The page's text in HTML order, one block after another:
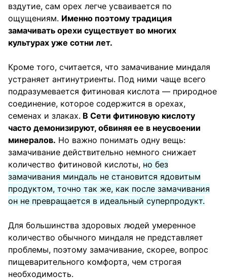
вздутие, сам орех легче усваивается по
ощущениям. Именно поэтому традиция
замачивать орехи существует во многих
культурах уже сотни лет.
Кроме того, считается, что замачивание миндаля
устраняет антинутриенты. Под ними чаще всего
подразумевается фитиновая кислота — природное
соединение, которое содержится в орехах,
семенах и злаках. В Сети фитиновую кислоту
часто демонизируют, обвиняя ее в неусвоении
минералов. Но важно понимать одну вещь:
замачивание действительно немного снижает
количество фитиновой кислоты, но без
замачивания миндаль не становится ядовитым
продуктом, точно так же, как после замачивания
он не превращается в идеальный суперпродукт.
Для большинства здоровых людей умеренное
количество обычного миндаля не представляет
проблемы, поэтому замачивание, скорее, вопрос
пищеварительного комфорта, чем строгая
необходимость.